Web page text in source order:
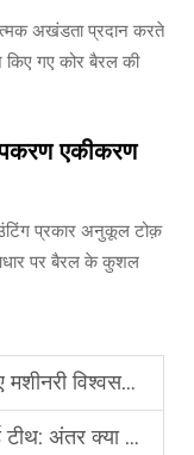
अखंडता प्रदान करते
किए गए कोर बैरल की
एकीकरण
प्रकार अनुकूल टोक़
पर बैरल के कुशल
बैरल कैसे इंजीनियर करता है
अंतर क्या है?